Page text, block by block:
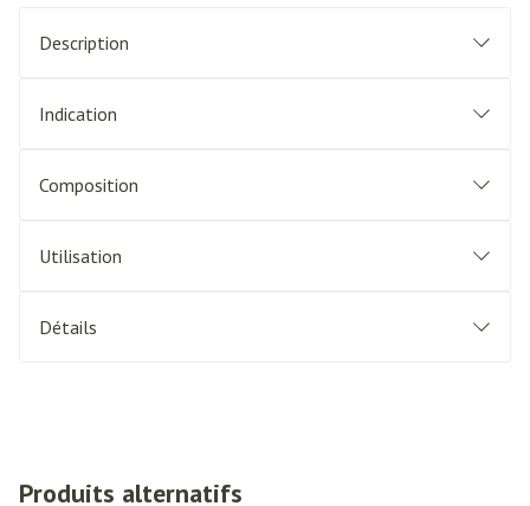
Description
Indication
Composition
Utilisation
Détails
Produits alternatifs